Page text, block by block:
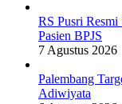
RS Pusri
Pasien BPJS
7 Agustus 2026
Palembang
Adiwiyata